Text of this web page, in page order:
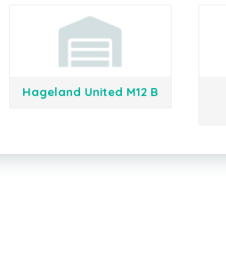
Hageland United M12 B